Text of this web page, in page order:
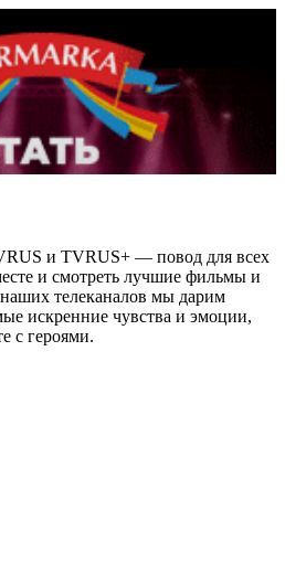
и TVRUS+ — повод для всех
и смотреть лучшие фильмы и
телеканалов мы дарим
искренние чувства и эмоции,
с героями.